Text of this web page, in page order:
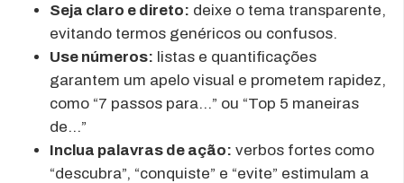
Seja claro e direto: deixe o tema transparente,
evitando termos genéricos ou confusos.
Use números: listas e quantificações
garantem um apelo visual e prometem rapidez,
como “7 passos para…” ou “Top 5 maneiras
de…”
Inclua palavras de ação: verbos fortes como
“descubra”, “conquiste” e “evite” estimulam a